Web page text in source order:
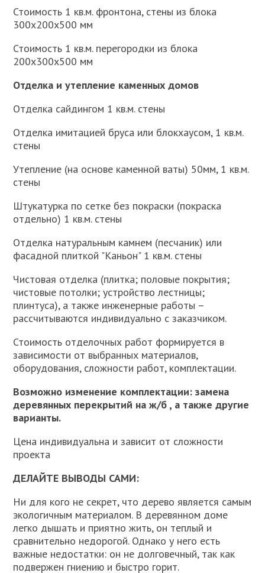
Стоимость 1 кв.м. фронтона, стены из блока
300х200х500 мм
Стоимость 1 кв.м. перегородки из блока
200х300х500 мм
Отделка и утепление каменных домов
Отделка сайдингом 1 кв.м. стены
Отделка имитацией бруса или блокхаусом, 1 кв.м.
стены
Утепление (на основе каменной ваты) 50мм, 1 кв.м.
стены
Штукатурка по сетке без покраски (покраска
отдельно) 1 кв.м. стены
Отделка натуральным камнем (песчаник) или
фасадной плиткой "Каньон" 1 кв.м. стены
Чистовая отделка (плитка; половые покрытия;
чистовые потолки; устройство лестницы;
плинтуса), а также инженерные работы –
рассчитываются индивидуально с заказчиком.
Стоимость отделочных работ формируется в
зависимости от выбранных материалов,
оборудования, сложности работ, комплектации.
Возможно изменение комплектации: замена
деревянных перекрытий на ж/б , а также другие
варианты.
Цена индивидуальна и зависит от сложности
проекта
ДЕЛАЙТЕ ВЫВОДЫ САМИ:
Ни для кого не секрет, что дерево является самым
экологичным материалом. В деревянном доме
легко дышать и приятно жить, он теплый и
сравнительно недорогой. Однако у него есть
важные недостатки: он не долговечный, так как
подвержен гниению и быстро горит.